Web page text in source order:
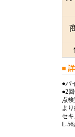
■
●パ
●2
点
より
セ
L-56